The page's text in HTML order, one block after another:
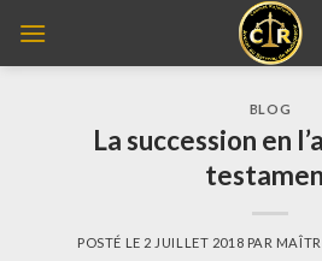
content
BLOG
La succession en
POSTÉ LE 2 JUILLET 2018 PAR